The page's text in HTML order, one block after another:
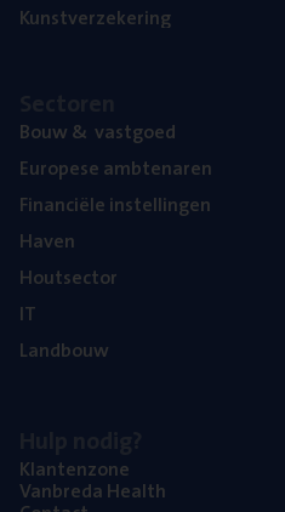
Kunst­ver­ze­ke­ring
Bouw& vastgoed
Euro­pe­se ambtenaren
Finan­ci­ë­le instellingen
Haven
Hout­sec­tor
IT
Land­bouw
Klan­ten­zo­ne
Van­b­re­da Health